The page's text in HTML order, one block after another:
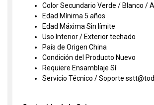
Color Secundario Verde / Blanco /
Edad Mínima 5 años
Edad Máxima Sin límite
Uso Interior / Exterior techado
País de Origen China
Condición del Producto Nuevo
Requiere Ensamblaje Sí
Servicio Técnico / Soporte